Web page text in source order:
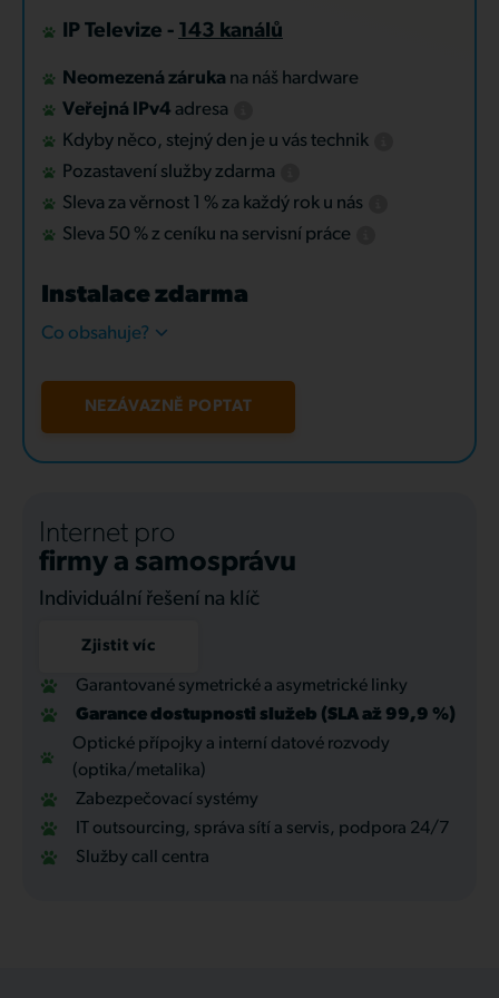
IP Televize - 143 kanálů
Neomezená záruka na náš hardware
Veřejná IPv4 adresa
Kdyby něco, stejný den je u vás technik
Pozastavení služby zdarma
Sleva za věrnost 1 % za každý rok u nás
Sleva 50 % z ceníku na servisní práce
Instalace zdarma
Co obsahuje?
NEZÁVAZNĚ POPTAT
Internet pro
firmy a samosprávu
Individuální řešení na klíč
Zjistit víc
Garantované symetrické a asymetrické linky
Garance dostupnosti služeb (SLA až 99,9 %)
Optické přípojky a interní datové rozvody
(optika/metalika)
Zabezpečovací systémy
IT outsourcing, správa sítí a servis, podpora 24/7
Služby call centra